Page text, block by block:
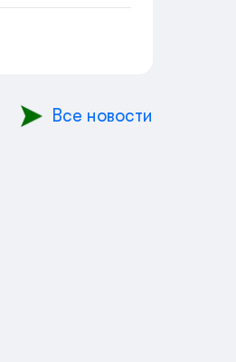
Все новости